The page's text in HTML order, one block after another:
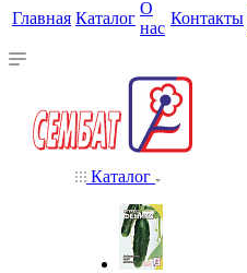
Главная Каталог
О
нас
Контакты
Каталог